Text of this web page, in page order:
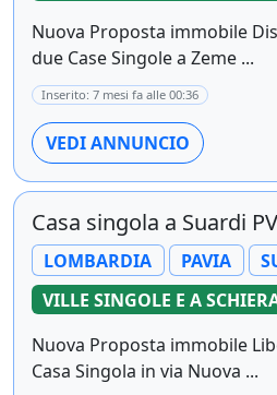
Nuova Proposta immobile
due Case Singole a Zeme ...
Inserito: 7 mesi fa alle 00:36
VEDI ANNUNCIO
Casa singola a Suardi PV
LOMBARDIA PAVIA
VILLE SINGOLE E A
Nuova Proposta immobile
Casa Singola in via Nuova ...